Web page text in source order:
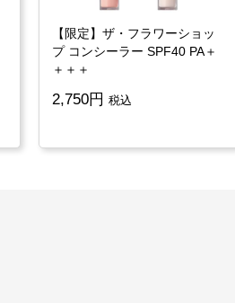
【限定】ザ・フラワーショッ
プ コンシーラー SPF40 PA＋
＋＋＋
2,750 税込